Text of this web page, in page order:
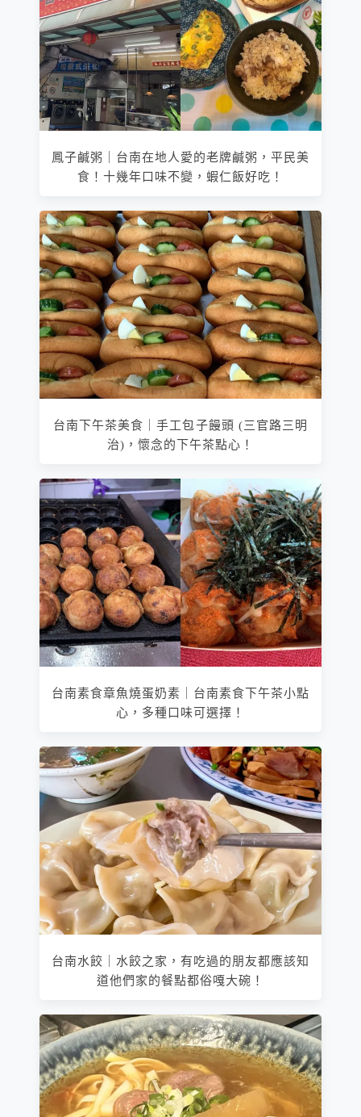
鳳子鹹粥｜台南在地人愛的老牌鹹粥，平民美
食！十幾年口味不變，蝦仁飯好吃！
台南下午茶美食｜手工包子饅頭 (三官路三明
治)，懷念的下午茶點心！
台南素食章魚燒蛋奶素｜台南素食下午茶小點
心，多種口味可選擇！
台南水餃｜水餃之家，有吃過的朋友都應該知
道他們家的餐點都俗嘎大碗！